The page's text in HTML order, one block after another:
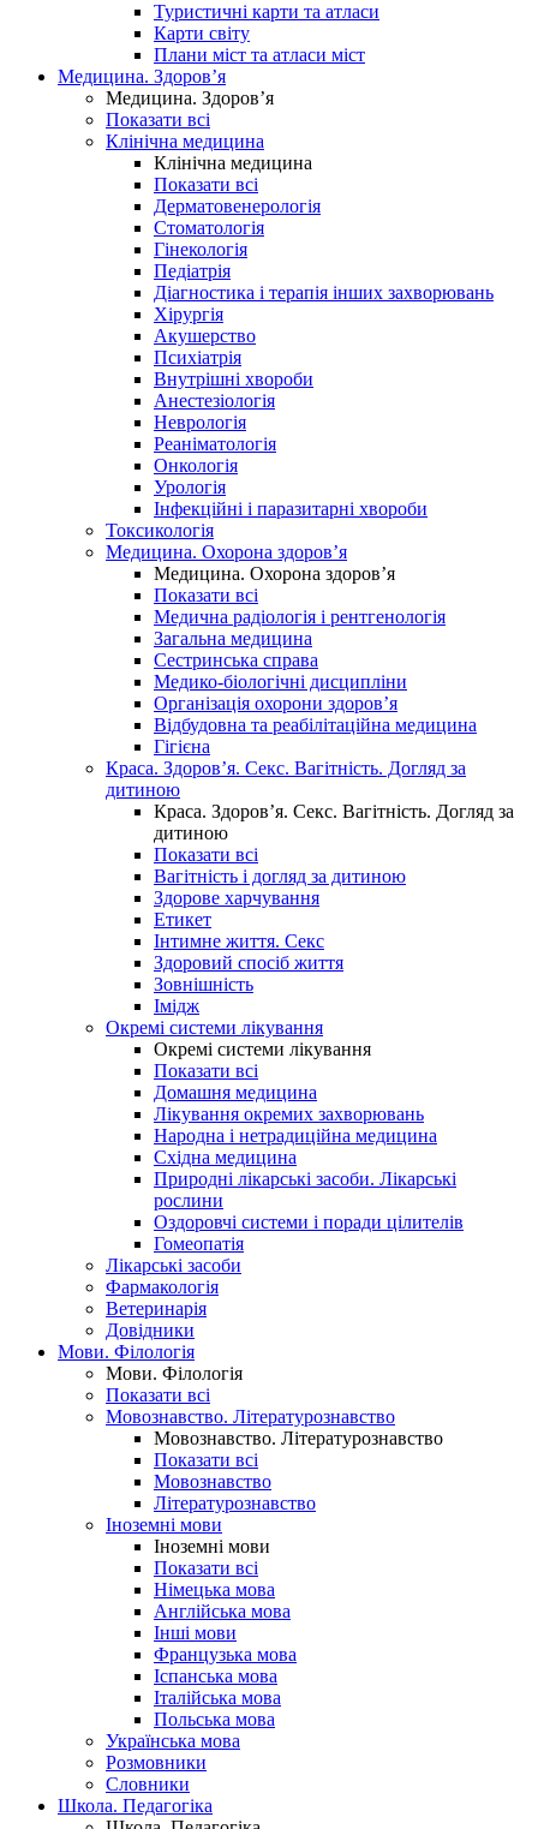
Туристичні карти та атласи
Карти світу
Плани міст та атласи міст
Медицина. Здоров’я
Медицина. Здоров’я
Показати всі
Клінічна медицина
Клінічна медицина
Показати всі
Дерматовенерологія
Стоматологія
Гінекологія
Педіатрія
Діагностика і терапія інших захворювань
Хірургія
Акушерство
Психіатрія
Внутрішні хвороби
Анестезіологія
Неврологія
Реаніматологія
Онкологія
Урологія
Інфекційні і паразитарні хвороби
Токсикологія
Медицина. Охорона здоров’я
Медицина. Охорона здоров’я
Показати всі
Медична радіологія і рентгенологія
Загальна медицина
Сестринська справа
Медико-біологічні дисципліни
Організація охорони здоров’я
Відбудовна та реабілітаційна медицина
Гігієна
Краса. Здоров’я. Секс. Вагітність. Догляд за
дитиною
Краса. Здоров’я. Секс. Вагітність. Догляд за
дитиною
Показати всі
Вагітність і догляд за дитиною
Здорове харчування
Етикет
Інтимне життя. Секс
Здоровий спосіб життя
Зовнішність
Імідж
Окремі системи лікування
Окремі системи лікування
Показати всі
Домашня медицина
Лікування окремих захворювань
Народна і нетрадиційна медицина
Східна медицина
Природні лікарські засоби. Лікарські
рослини
Оздоровчі системи і поради цілителів
Гомеопатія
Лікарські засоби
Фармакологія
Ветеринарія
Довідники
Мови. Філологія
Мови. Філологія
Показати всі
Мовознавство. Літературознавство
Мовознавство. Літературознавство
Показати всі
Мовознавство
Літературознавство
Іноземні мови
Іноземні мови
Показати всі
Німецька мова
Англійська мова
Інші мови
Французька мова
Іспанська мова
Італійська мова
Польська мова
Українська мова
Розмовники
Словники
Школа. Педагогіка